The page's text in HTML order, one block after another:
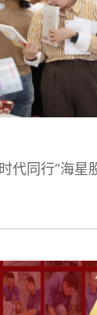
代同行”海星